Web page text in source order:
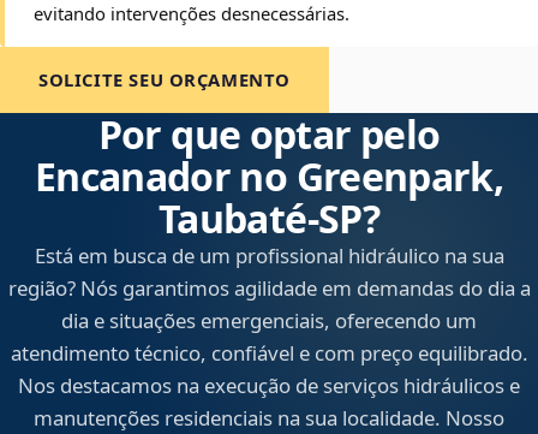
evitando intervenções desnecessárias.
SOLICITE SEU ORÇAMENTO
Por que optar pelo
Encanador no Greenpark,
Taubaté‑SP?
Está em busca de um profissional hidráulico na sua
região? Nós garantimos agilidade em demandas do dia a
dia e situações emergenciais, oferecendo um
atendimento técnico, confiável e com preço equilibrado.
Nos destacamos na execução de serviços hidráulicos e
manutenções residenciais na sua localidade. Nosso